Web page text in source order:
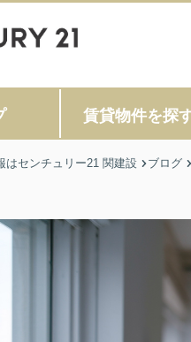
賃貸物件を探
はセンチュリー21 関建設 ブログ